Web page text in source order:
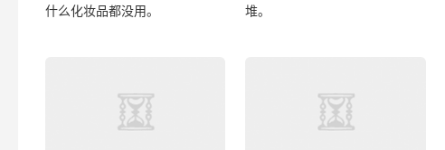
什么化妆品都没用。
堆。